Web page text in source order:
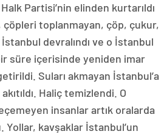
Partisi’nin elinden kurtarıldı
çöpleri toplanmayan, çöp, çukur,
devralındı ve o İstanbul
süre içerisinde yeniden imar
Suları akmayan İstanbul’a
Haliç temizlendi. O
insanlar artık oralarda
kavşaklar İstanbul’un